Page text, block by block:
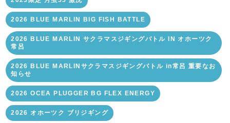
2026 BLUE MARLIN BIG FISH BATTLE
2026 BLUE MARLIN サクラマスジギングバトル IN オホーツク
常呂
2026 BLUE MARLINサクラマスジギングバトル in常呂 重要なお
知らせ
2026 OCEA PLUGGER BG FLEX ENERGY
2026 オホーツク ブリジギング